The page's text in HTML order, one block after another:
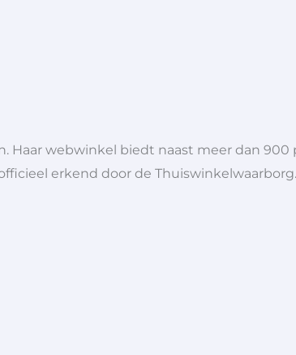
Haar webwinkel biedt naast meer dan
erkend door de